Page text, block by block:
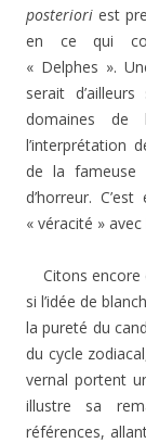
posteriori est
en ce qui
« Delphes ».
serait
domaines de
l’interprétation
de la fameuse
d’horreur.
« véracité » avec
Citons encore
si l’idée de
la pureté du
du cycle
vernal portent
illustre sa
références,